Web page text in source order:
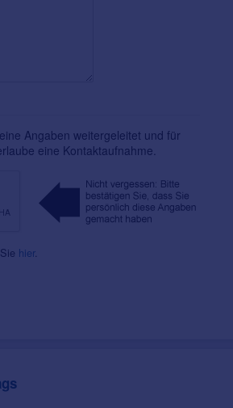
Angaben weitergeleitet und für
eine Kontaktaufnahme.
hier.